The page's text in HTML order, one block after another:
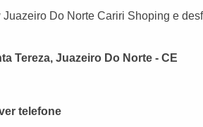
Do Norte Cariri Shoping e
Tereza, Juazeiro Do Norte - CE
telefone